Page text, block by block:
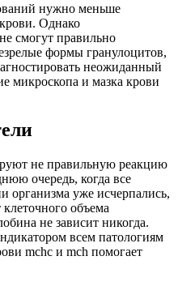
нужно меньше
Однако
смогут правильно
формы гранулоцитов,
неожиданный
микроскопа и мазка крови
не правильную реакцию
очередь, когда все
организма уже исчерпались,
объема
не зависит никогда.
всем патологиям
mchc и mch помогает